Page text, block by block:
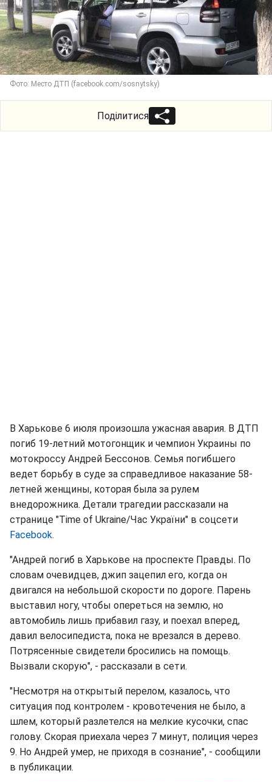
Фото: Место ДТП (facebook.com/sosnytsky)
Поділитися
В Харькове 6 июля произошла ужасная авария. В ДТП
погиб 19-летний мотогонщик и чемпион Украины по
мотокроссу Андрей Бессонов. Семья погибшего
ведет борьбу в суде за справедливое наказание 58-
летней женщины, которая была за рулем
внедорожника. Детали трагедии рассказали на
странице "Time of Ukraine/Час України" в соцсети
Facebook.
"Андрей погиб в Харькове на проспекте Правды. По
словам очевидцев, джип зацепил его, когда он
двигался на небольшой скорости по дороге. Парень
выставил ногу, чтобы опереться на землю, но
автомобиль лишь прибавил газу, и поехал вперед,
давил велосипедиста, пока не врезался в дерево.
Потрясенные свидетели бросились на помощь.
Вызвали скорую", - рассказали в сети.
"Несмотря на открытый перелом, казалось, что
ситуация под контролем - кровотечения не было, а
шлем, который разлетелся на мелкие кусочки, спас
голову. Скорая приехала через 7 минут, полиция через
9. Но Андрей умер, не приходя в сознание", - сообщили
в публикации.